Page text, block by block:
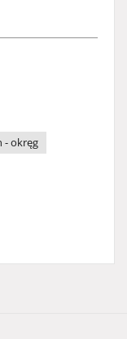
- okręg